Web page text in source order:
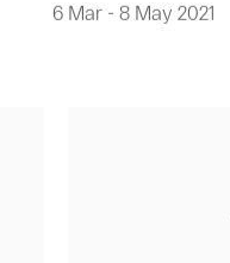
6 Mar - 8 May 2021